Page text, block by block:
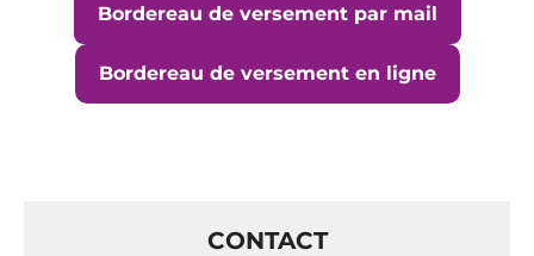
Bordereau de versement par mail
Bordereau de versement en ligne
CONTACT